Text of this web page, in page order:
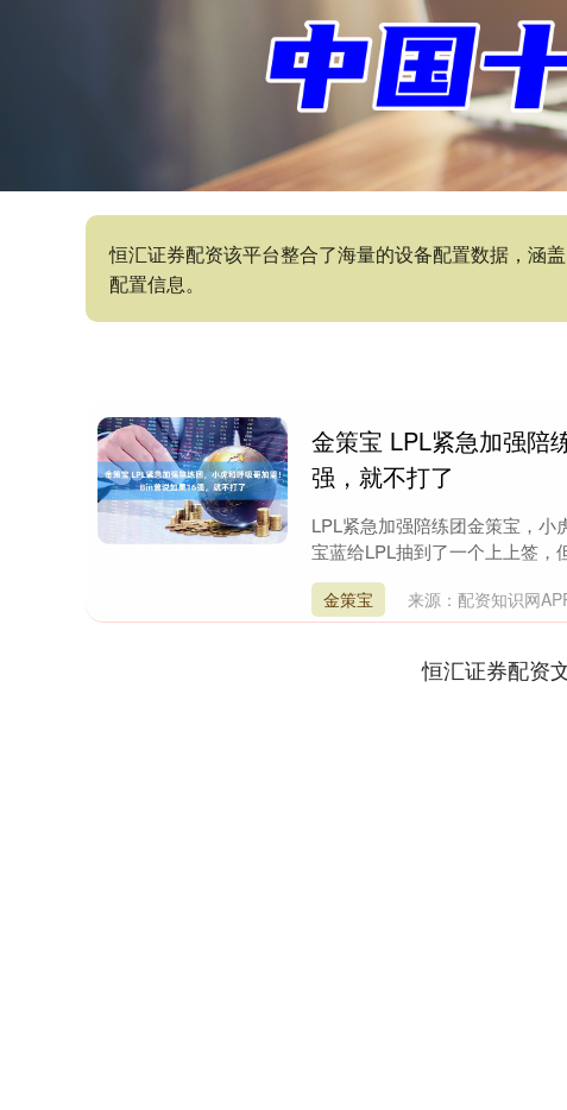
恒汇证券配资该平台整合了海量的设备配置数据，涵
配置信息。
金策宝 LPL紧急加强陪
强，就不打了
LPL紧急加强陪练团金策宝，小
宝蓝给LPL抽到了一个上上签，
金策宝 来源：配资知识网
恒汇证券配资